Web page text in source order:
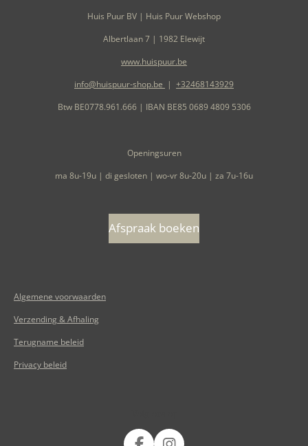
Huis Puur BV | Huis Puur Webshop
Albertlaan 7 | 1982 Elewijt
www.huispuur.be
info@huispuur-shop.be | +32468143929
Btw BE0778.961.666 | IBAN BE85 0689 4809 5306
Openingsuren
ma 8u-19u | di gesloten | wo-vr 8u-20u | za 7u-16u
Afspraak boeken
Algemene voorwaarden
Verzending & Afhaling
Terugname beleid
Privacy beleid